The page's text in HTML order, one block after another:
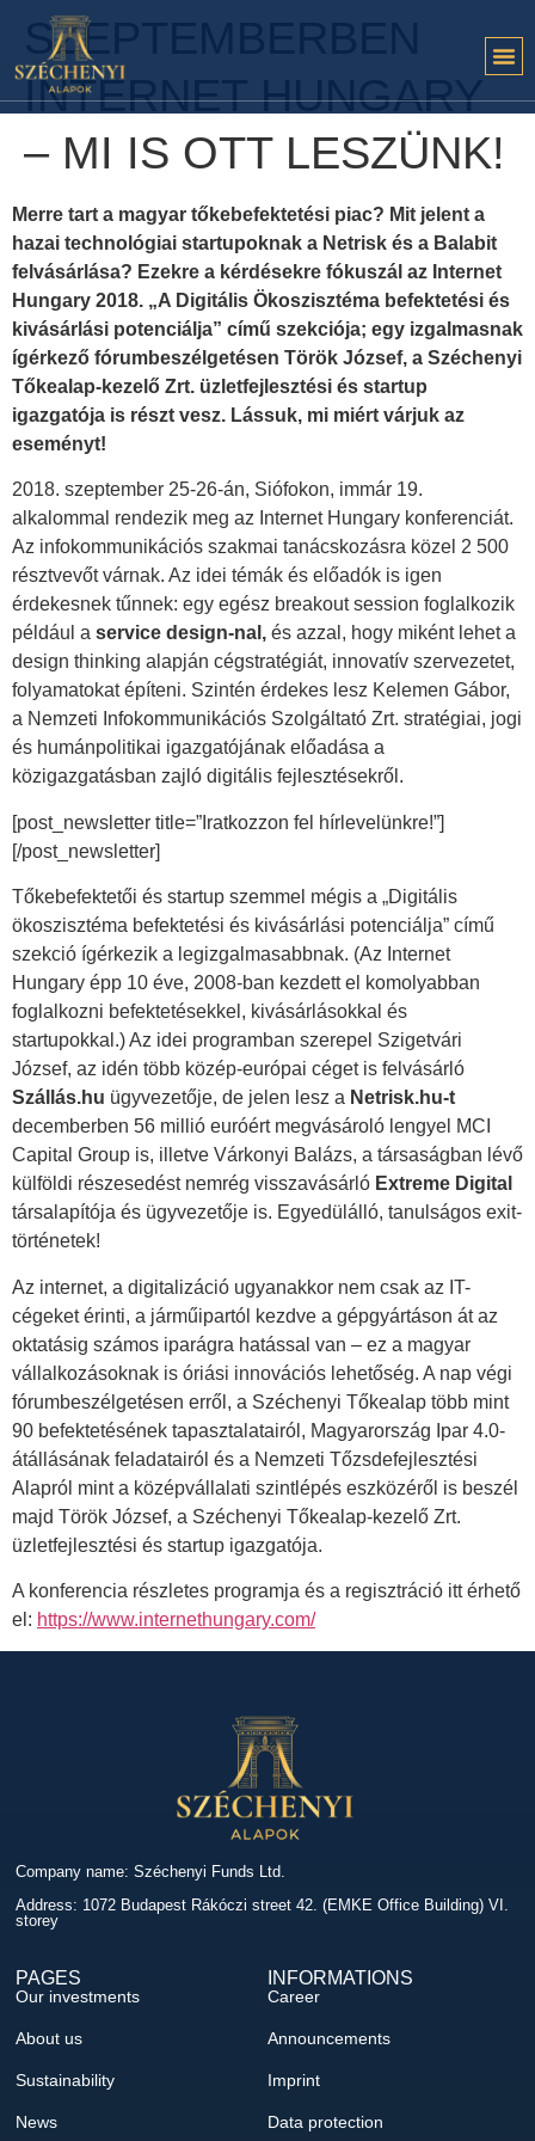
SZEPTEMBERBEN
INTERNET HUNGARY
– MI IS OTT LESZÜNK!
Merre tart a magyar tőkebefektetési piac? Mit jelent a
hazai technológiai startupoknak a Netrisk és a Balabit
felvásárlása? Ezekre a kérdésekre fókuszál az Internet
Hungary 2018. „A Digitális Ökoszisztéma befektetési és
kivásárlási potenciálja” című szekciója; egy izgalmasnak
ígérkező fórumbeszélgetésen Török József, a Széchenyi
Tőkealap-kezelő Zrt. üzletfejlesztési és startup
igazgatója is részt vesz. Lássuk, mi miért várjuk az
eseményt!
2018. szeptember 25-26-án, Siófokon, immár 19.
alkalommal rendezik meg az Internet Hungary konferenciát.
Az infokommunikációs szakmai tanácskozásra közel 2 500
résztvevőt várnak. Az idei témák és előadók is igen
érdekesnek tűnnek: egy egész breakout session foglalkozik
például a service design-nal, és azzal, hogy miként lehet a
design thinking alapján cégstratégiát, innovatív szervezetet,
folyamatokat építeni. Szintén érdekes lesz Kelemen Gábor,
a Nemzeti Infokommunikációs Szolgáltató Zrt. stratégiai, jogi
és humánpolitikai igazgatójának előadása a
közigazgatásban zajló digitális fejlesztésekről.
[post_newsletter title=”Iratkozzon fel hírlevelünkre!”]
[/post_newsletter]
Tőkebefektetői és startup szemmel mégis a „Digitális
ökoszisztéma befektetési és kivásárlási potenciálja” című
szekció ígérkezik a legizgalmasabbnak. (Az Internet
Hungary épp 10 éve, 2008-ban kezdett el komolyabban
foglalkozni befektetésekkel, kivásárlásokkal és
startupokkal.) Az idei programban szerepel Szigetvári
József, az idén több közép-európai céget is felvásárló
Szállás.hu ügyvezetője, de jelen lesz a Netrisk.hu-t
decemberben 56 millió euróért megvásároló lengyel MCI
Capital Group is, illetve Várkonyi Balázs, a társaságban lévő
külföldi részesedést nemrég visszavásárló Extreme Digital
társalapítója és ügyvezetője is. Egyedülálló, tanulságos exit-
történetek!
Az internet, a digitalizáció ugyanakkor nem csak az IT-
cégeket érinti, a járműipartól kezdve a gépgyártáson át az
oktatásig számos iparágra hatással van – ez a magyar
vállalkozásoknak is óriási innovációs lehetőség. A nap végi
fórumbeszélgetésen erről, a Széchenyi Tőkealap több mint
90 befektetésének tapasztalatairól, Magyarország Ipar 4.0-
átállásának feladatairól és a Nemzeti Tőzsdefejlesztési
Alapról mint a középvállalati szintlépés eszközéről is beszél
majd Török József, a Széchenyi Tőkealap-kezelő Zrt.
üzletfejlesztési és startup igazgatója.
A konferencia részletes programja és a regisztráció itt érhető
el: https://www.internethungary.com/
Company name: Széchenyi Funds Ltd.
Address: 1072 Budapest Rákóczi street 42. (EMKE Office Building) VI.
storey
PAGES
Our investments
About us
Sustainability
News
INFORMATIONS
Career
Announcements
Imprint
Data protection